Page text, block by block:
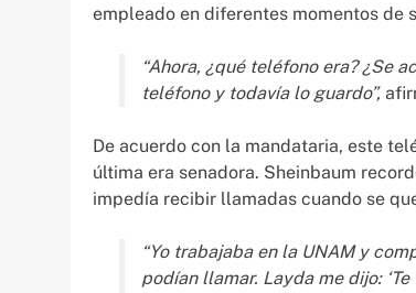
empleado en diferentes momentos de
“Ahora, ¿qué teléfono era? ¿Se
teléfono y todavía lo guardo”,
De acuerdo con la mandataria, este
última era senadora. Sheinbaum
impedía recibir llamadas cuando se
“Yo trabajaba en la UNAM y
podían llamar. Layda me dijo: